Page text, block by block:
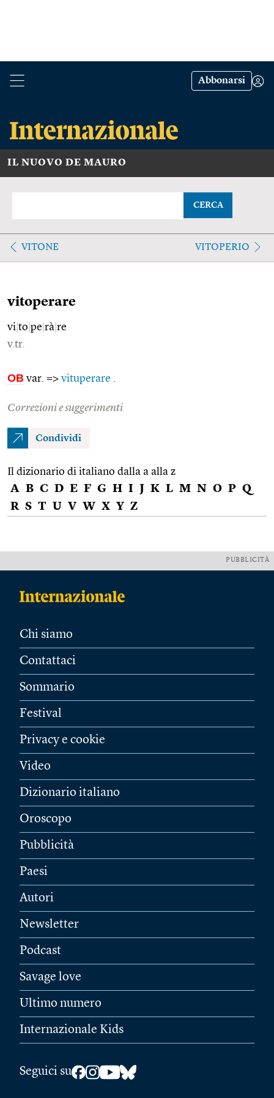
Abbonarsi
IL NUOVO DE MAURO
CERCA
VITONE VITOPERIO
vitoperare
vi to pe rà re
v.tr.
OB var. => vituperare
Correzioni e suggerimenti
Condividi
Il dizionario di italiano dalla a alla z
A B C D E F G H I J K L M N O P Q
R S T U V W X Y Z
PUBBLICITÀ
Chi siamo
Contattaci
Sommario
Festival
Privacy e cookie
Video
Dizionario italiano
Oroscopo
Pubblicità
Paesi
Autori
Newsletter
Podcast
Savage love
Ultimo numero
Internazionale Kids
Seguici su